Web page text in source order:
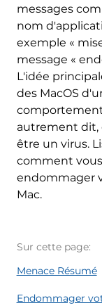
messages
nom
exemple «
message «
L'idée
des MacOS
autrement dit,
être un virus.
comment
endommager
Mac.
Sur cette page:
Menace Résumé
Endommager